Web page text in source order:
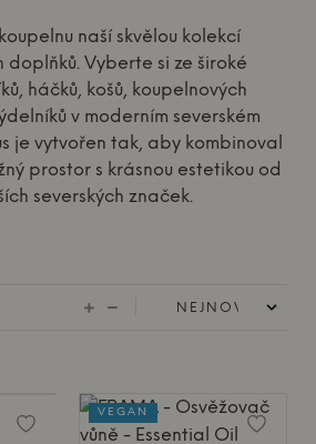
naší skvělou kolekcí
doplňků. Vyberte si ze široké
háčků, košů, koupelnových
v moderním severském
je vytvořen tak, aby kombinoval
prostor s krásnou estetikou od
severských značek.
VEGAN